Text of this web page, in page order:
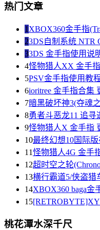
热门文章
1 XBOX360金手指
23DS自制系统 NTR
33DS 金手指使用说
4怪物猎人XX 金手指
5PSV金手指使用教
6ioritree 金手指合集
7暗黑破坏神3(夺魂
8勇者斗恶龙11 追寻
9怪物猎人X 金手指
10最终幻想10国际
11怪物猎人4G 金手
12超时空之轮
13横行霸道5/侠盗猎
14XBOX360 baga金
15
桃花潭水深千尺